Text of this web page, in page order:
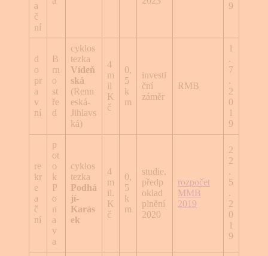
a
č
ní
9
d
o
pr
a
v
ní
B
rn
o
st
ře
d
cyklos
tezka
Vídeň
ská
(Renn
eská-
Jihlavs
ká)
4
m
il
K
č
0,
5
k
m
investi
ční
záměr
RMB
1
.
7
.
2
0
1
9
re
kr
e
a
č
ní
p
ot
o
k
P
o
n
a
v
a
cyklos
tezka
Podhá
jí-
Karás
ek
4
m
il.
K
č
0,
5
k
m
studie,
předp
oklad
plnění
2020
rozpočet
MMB
2019
2
2
.
5
.
2
0
1
9